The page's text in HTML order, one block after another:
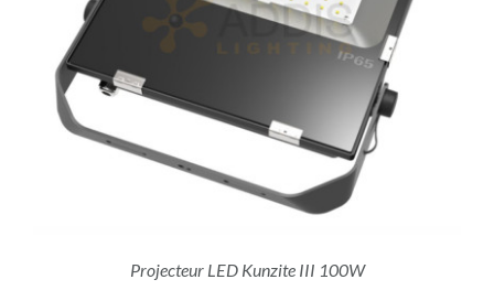
Projecteur LED Kunzite III 100W